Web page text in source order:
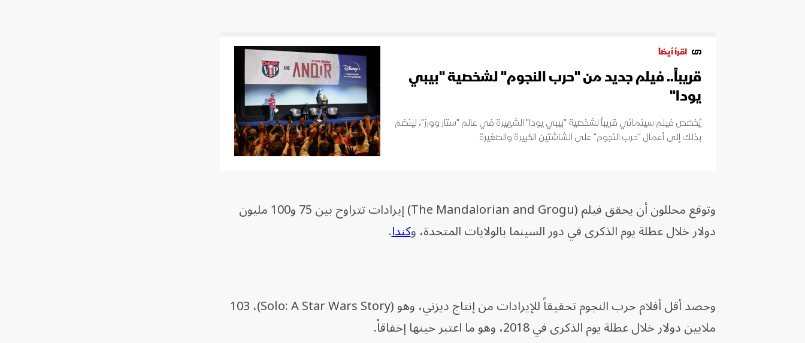
اقرأ أيضاً
قريباً.. فيلم جديد من "حرب النجوم" لشخصية "بيبي
يودا"
يُخصَص فيلم سينمائي قريباً لشخصية "بيبي يودا" الشهيرة في عالم "ستار وورز"، لينضم
بذلك إلى أعمال "حرب النجوم" على الشاشتين الكبيرة والصغيرة
وتوقع محللون أن يحقق فيلم (The Mandalorian and Grogu) إيرادات تتراوح بين 75 و100 مليون
دولار خلال عطلة يوم الذكرى في دور السينما بالولايات المتحدة، وكندا.
وحصد أقل أفلام حرب النجوم تحقيقاً للإيرادات من إنتاج ديزني، وهو (Solo: A Star Wars Story)، 103
ملايين دولار خلال عطلة يوم الذكرى في 2018، وهو ما اعتبر حينها إخفاقاً.